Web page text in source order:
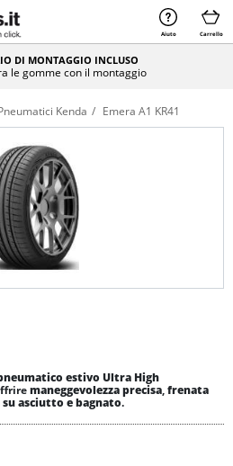
Aiuto Carrello
DI MONTAGGIO INCLUSO
le gomme con il montaggio
Kenda Emera A1 KR41
estivo Ultra High
maneggevolezza precisa,frenata
asciutto e bagnato.